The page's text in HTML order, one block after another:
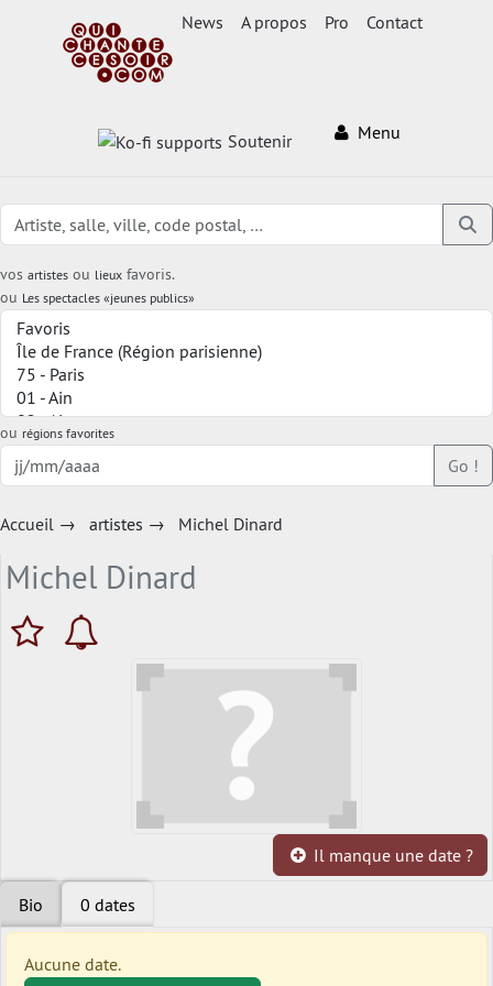
News A propos Pro Contact
Soutenir Menu
vos artistes ou lieux favoris.
ou Les spectacles «jeunes publics»
ou régions favorites
Go !
Accueil → artistes → Michel Dinard
Michel Dinard
Il manque une date ?
Bio 0 dates
Aucune date.